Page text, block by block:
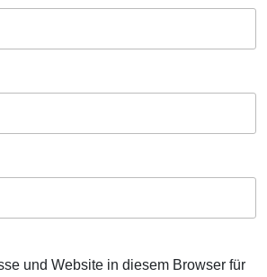
und Website in diesem Browser für